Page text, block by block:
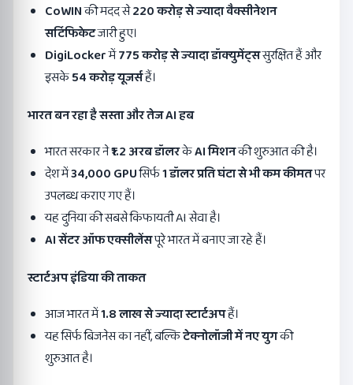
CoWINकी मदद से220करोड़ से ज्यादा वैक्सीनेशन
सर्टिफिकेटजारी हुए।
DigiLockerमें775करोड़ से ज्यादा डॉक्युमेंट्ससुरक्षित हैं और
इसके54करोड़ यूजर्सहैं।
भारत बन रहा है सस्ता और तेजAIहब
भारत सरकार ने₹1.2 अरब डॉलरकेAIमिशनकी शुरुआत की है।
देश में34,000 GPUसिर्फ1डॉलर प्रति घंटा से भी कम कीमतपर
उपलब्ध कराए गए हैं।
यह दुनिया की सबसे किफायती AI सेवा है।
AIसेंटर ऑफ एक्सीलेंसपूरे भारत में बनाए जा रहे हैं।
स्टार्टअप इंडिया की ताकत
आज भारत में1.8लाख से ज्यादा स्टार्टअपहैं।
यह सिर्फ बिजनेस का नहीं, बल्किटेक्नोलॉजी में नए युगकी
शुरुआत है।